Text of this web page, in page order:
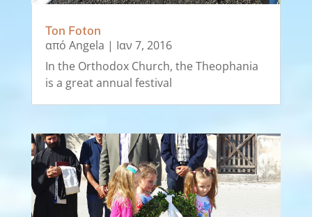
Ton Foton
από Angela | Ιαν 7, 2016
In the Orthodox Church, the Theophania
is a great annual festival